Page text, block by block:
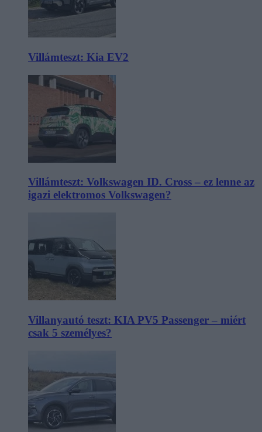
Villámteszt: Kia EV2
Villámteszt: Volkswagen ID. Cross – ez lenne az
igazi elektromos Volkswagen?
Villanyautó teszt: KIA PV5 Passenger – miért
csak 5 személyes?